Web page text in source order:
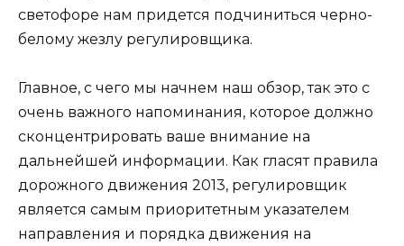
светофоре нам придется подчиниться черно-
белому жезлу регулировщика.
Главное, с чего мы начнем наш обзор, так это с
очень важного напоминания, которое должно
сконцентрировать ваше внимание на
дальнейшей информации. Как гласят правила
дорожного движения 2013, регулировщик
является самым приоритетным указателем
направления и порядка движения на